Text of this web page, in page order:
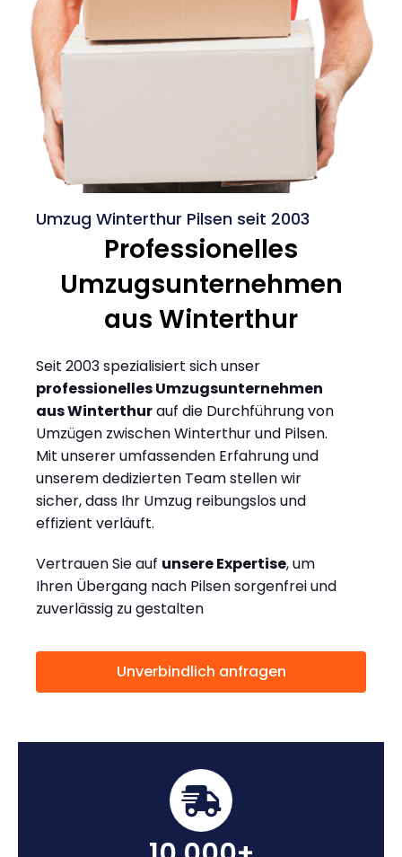
Umzug Winterthur Pilsen seit 2003
Professionelles
Umzugsunternehmen
aus Winterthur
Seit 2003 spezialisiert sich unser
professionelles Umzugsunternehmen
aus Winterthurauf die Durchführung von
Umzügen zwischen Winterthur und Pilsen.
Mit unserer umfassenden Erfahrung und
unserem dedizierten Team stellen wir
sicher, dass Ihr Umzug reibungslos und
effizient verläuft.
Vertrauen Sie auf unsere Expertise, um
Ihren Übergang nach Pilsen sorgenfrei und
zuverlässig zu gestalten
Unverbindlich anfragen